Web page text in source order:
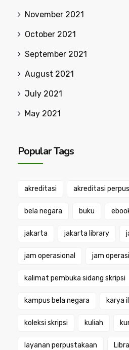
November 2021
October 2021
September 2021
August 2021
July 2021
May 2021
Popular Tags
akreditasi akreditasi
bela negara buku
jakarta jakarta library
jam operasional jam
kalimat pembuka sidang skripsi
kampus bela negara karya
koleksi skripsi kuliah
layanan perpustakaan